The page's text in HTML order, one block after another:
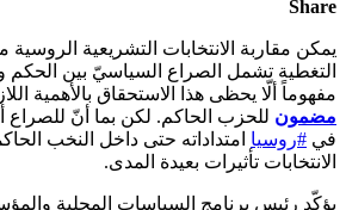
Share
يمكن مقاربة الانتخابات التشريعية الروسية
التغطية تشمل الصراع السياسيّ بين الحكم
مفهوماً ألّا يحظى هذا الاستحقاق بالأهمية
مضمون للحزب الحاكم. لكن بما أنّ للصراع
في #روسيا امتداداته حتى داخل النخب
الانتخابات تأثيرات بعيدة المدى.
يؤكّد رئيس برنامج السياسات المحلية